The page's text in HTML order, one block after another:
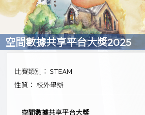
空間數據共享平台大獎2025
比賽類別： STEAM
性質： 校外舉辦
空間數據共享平台大獎